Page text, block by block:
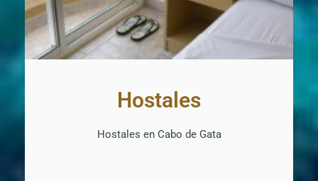
Hostales
Hostales en Cabo de Gata